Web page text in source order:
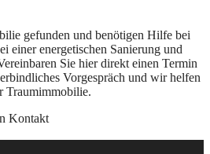
gefunden und benötigen Hilfe bei
einer energetischen Sanierung und
Sie hier direkt einen Termin
Vorgespräch und wir helfen
Traumimmobilie.